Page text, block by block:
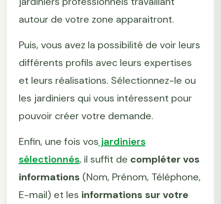
autour de votre zone apparaitront.
Puis, vous avez la possibilité de voir leurs
différents profils avec leurs expertises
et leurs réalisations. Sélectionnez-le ou
les jardiniers qui vous intéressent pour
pouvoir créer votre demande.
Enfin, une fois vos jardiniers
sélectionnés, il suffit de compléter vos
informations (Nom, Prénom, Téléphone,
E-mail) et les informations sur votre